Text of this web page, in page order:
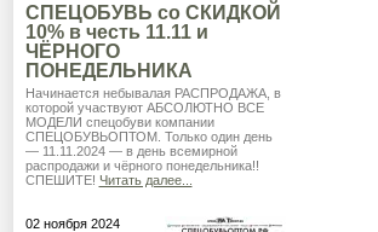
СПЕЦОБУВЬ со СКИДКОЙ
10% в честь 11.11 и
ЧЁРНОГО
ПОНЕДЕЛЬНИКА
Начинается небывалая РАСПРОДАЖА, в
которой участвуют АБСОЛЮТНО ВСЕ
МОДЕЛИ спецобуви компании
СПЕЦОБУВЬОПТОМ. Только один день
— 11.11.2024 — в день всемирной
распродажи и чёрного понедельника!!
СПЕШИТЕ! Читать далее...
02 ноября 2024